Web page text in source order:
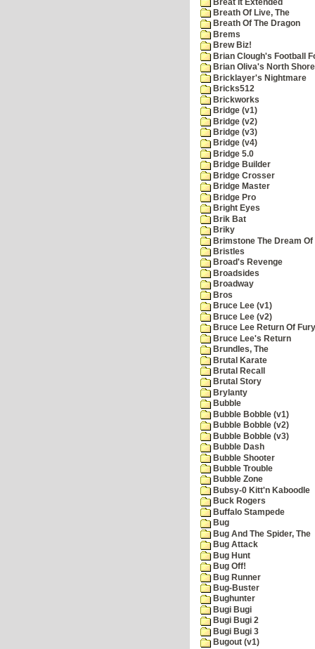
Breat It Extended
Breath Of Live, The
Breath Of The Dragon
Brems
Brew Biz!
Brian Clough's Football
Brian Oliva's North
Bricklayer's Nightmare
Bricks512
Brickworks
Bridge (v1)
Bridge (v2)
Bridge (v3)
Bridge (v4)
Bridge 5.0
Bridge Builder
Bridge Crosser
Bridge Master
Bridge Pro
Bright Eyes
Brik Bat
Briky
Brimstone The Dream Of
Bristles
Broad's Revenge
Broadsides
Broadway
Bros
Bruce Lee (v1)
Bruce Lee (v2)
Bruce Lee Return Of Fury
Bruce Lee's Return
Brundles, The
Brutal Karate
Brutal Recall
Brutal Story
Brylanty
Bubble
Bubble Bobble (v1)
Bubble Bobble (v2)
Bubble Bobble (v3)
Bubble Dash
Bubble Shooter
Bubble Trouble
Bubble Zone
Bubsy-0 Kitt'n Kaboodle
Buck Rogers
Buffalo Stampede
Bug
Bug And The Spider, The
Bug Attack
Bug Hunt
Bug Off!
Bug Runner
Bug-Buster
Bughunter
Bugi Bugi
Bugi Bugi 2
Bugi Bugi 3
Bugout (v1)